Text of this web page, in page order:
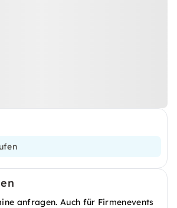
anfragen. Auch für Firmenevents